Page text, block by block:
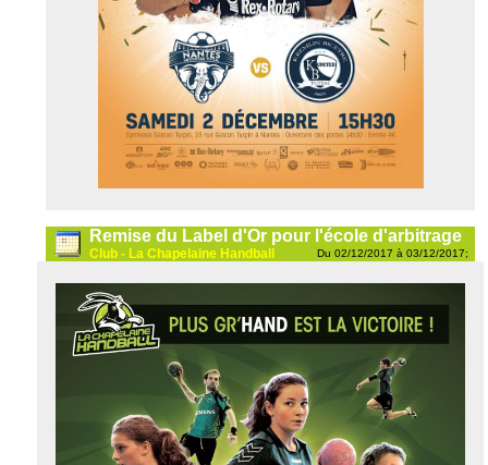
Remise du Label d'Or pour l'école d'arbitrage
Club - La Chapelaine Handball Du 02/12/2017 à 03/12/2017;